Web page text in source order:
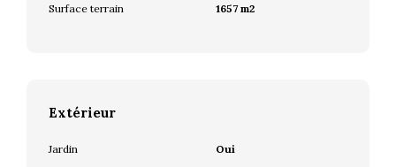
Surface terrain
1657 m2
Extérieur
Jardin
Oui